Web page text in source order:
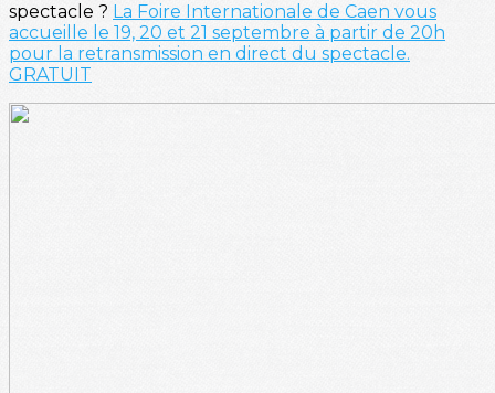
spectacle ? La Foire Internationale de Caen vous
accueille le 19, 20 et 21 septembre à partir de 20h
pour la retransmission en direct du spectacle.
GRATUIT